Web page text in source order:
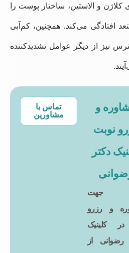
کلاژن و الاستین، ساختار پوست را
افتادگی می‌کند. همچنین، کم‌آبی
نیز از دیگر عوامل تشدیدکننده
و
نوبت
دکتر
جهت
و رزرو
در کلینیک
رضوانی از
تماس با
مشاورین